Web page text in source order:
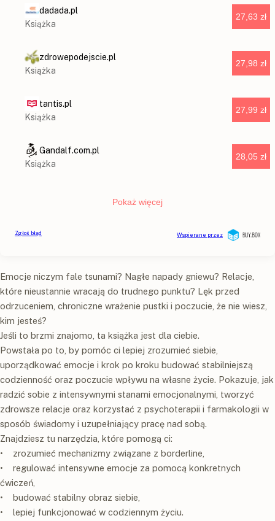
Emocje niczym fale tsunami? Nagłe napady gniewu? Relacje,
które nieustannie wracają do trudnego punktu? Lęk przed
odrzuceniem, chroniczne wrażenie pustki i poczucie, że nie wiesz,
kim jesteś?
Jeśli to brzmi znajomo, ta książka jest dla ciebie.
Powstała po to, by pomóc ci lepiej zrozumieć siebie,
uporządkować emocje i krok po kroku budować stabilniejszą
codzienność oraz poczucie wpływu na własne życie. Pokazuje, jak
radzić sobie z intensywnymi stanami emocjonalnymi, tworzyć
zdrowsze relacje oraz korzystać z psychoterapii i farmakologii w
sposób świadomy i uzupełniający pracę nad sobą.
Znajdziesz tu narzędzia, które pomogą ci:
• zrozumieć mechanizmy związane z borderline,
• regulować intensywne emocje za pomocą konkretnych
ćwiczeń,
• budować stabilny obraz siebie,
• lepiej funkcjonować w codziennym życiu.